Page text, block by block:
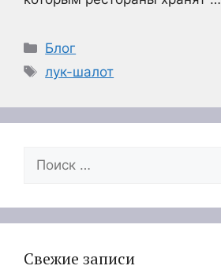
Рубрики
Блог
Метки
лук-шалот
Поиск:
Свежие записи